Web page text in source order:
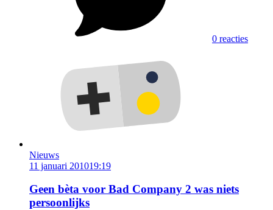
0 reacties
Nieuws
11 januari 201019:19
Geen bèta voor Bad Company 2 was niets
persoonlijks